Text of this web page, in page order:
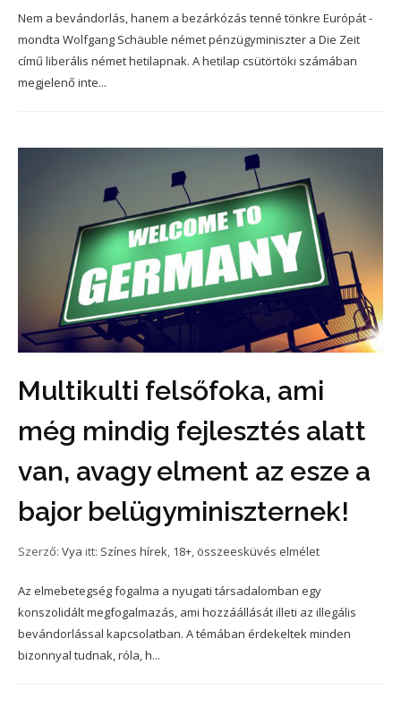
Nem a bevándorlás, hanem a bezárkózás tenné tönkre Európát -
mondta Wolfgang Schäuble német pénzügyminiszter a Die Zeit
című liberális német hetilapnak. A hetilap csütörtöki számában
megjelenő inte...
Multikulti felsőfoka, ami
még mindig fejlesztés alatt
van, avagy elment az esze a
bajor belügyminiszternek!
Szerző: Vya itt: Színes hírek, 18+, összeesküvés elmélet
Az elmebetegség fogalma a nyugati társadalomban egy
konszolidált megfogalmazás, ami hozzáállását illeti az illegális
bevándorlással kapcsolatban. A témában érdekeltek minden
bizonnyal tudnak, róla, h...